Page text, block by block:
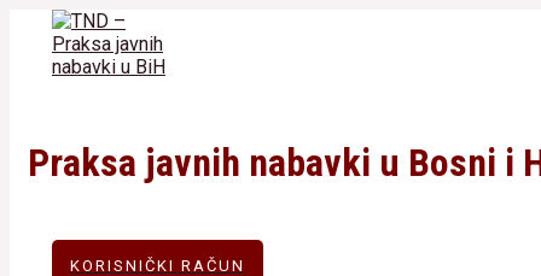
content
Praksa javnih nabavki u Bosni i
KORISNIČKI RAČUN